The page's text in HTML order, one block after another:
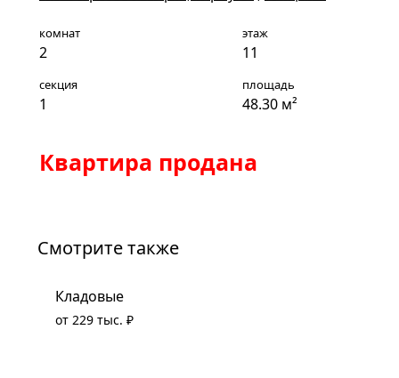
комнат
2
этаж
11
секция
1
площадь
48.30 м²
Квартира продана
Смотрите также
Кладовые
от 229 тыс. ₽